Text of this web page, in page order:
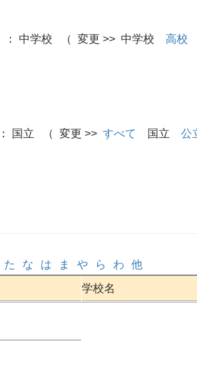
： 中学校 （ 変更 >> 中学校 高校
： 国立 （ 変更 >> すべて 国立 公
た な は ま や ら わ
他
学校名